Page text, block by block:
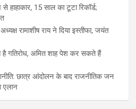
से हाहाकार, 15 साल का टूटा रिकॉर्ड;
रामाशीष राय ने दिया इस्तीफा, जयंत
गतिरोध, अमित शाह पेश कर सकते हैं
छात्र आंदोलन के बाद राजनीतिक जन
एलान